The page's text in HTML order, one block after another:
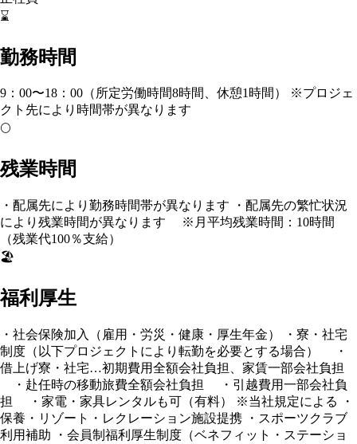
⌛
勤務時間
9：00〜18：00（所定労働時間8時間、休憩1時間） ※プロジェ
クト先により時間帯が異なります
🌕
残業時間
・配属先により勤務時間帯が異なります ・配属先の繁忙状況
により残業時間が異なります ※月平均残業時間：10時間
（残業代100％支給）
🏖️
福利厚生
・社会保険加入（雇用・労災・健康・厚生年金） ・寮・社宅
制度（以下プロジェクトにより転勤を必要とする場合） ・
借上げ寮・社宅…初期費用全額会社負担、家賃一部会社負担
・赴任時の移動旅費全額会社負担 ・引越費用一部会社負
担 ・家電・家具レンタルも可（有料） ※当社規定による ・
保養・リゾート・レクレーション施設提携 ・スポーツクラブ
利用補助 ・会員制福利厚生制度（ベネフィット・ステーショ